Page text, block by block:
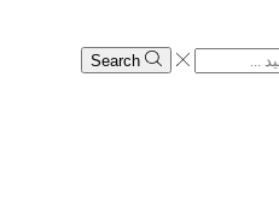
Search